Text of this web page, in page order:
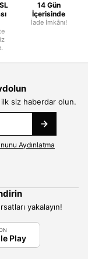
14 Gün
İçerisinde
İade İmkânı!
siz haberdar olun.
Aydınlatma
yakalayın!
Play